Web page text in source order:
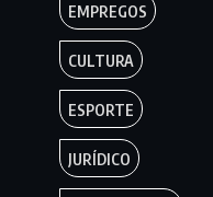
EMPREGOS
CULTURA
ESPORTE
JURÍDICO